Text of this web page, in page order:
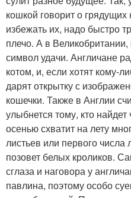
кошкой говорит о
избежать их, надо быстро
плечо. А в
символ удачи. Англичане
котом, и, если хотят кому-
дарят открытку с
кошечки. Также в Англии
улыбнется тому, кто
осенью схватит на лету
листьев или первого
позовет белых кроликов.
сглаза и наговора у
павлина, поэтому особо